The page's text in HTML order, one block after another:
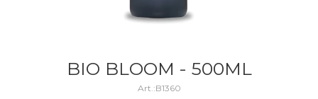
BIO BLOOM - 500ML
B1360